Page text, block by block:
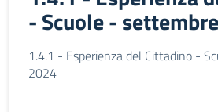
- Scuole -
1.4.1 - Esperienza del Cittadino -
2024